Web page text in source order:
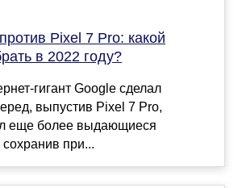
Pixel 7 Pro: какой
в 2022 году?
гигант Google сделал
выпустив Pixel 7 Pro,
еще более выдающиеся
сохранив при...